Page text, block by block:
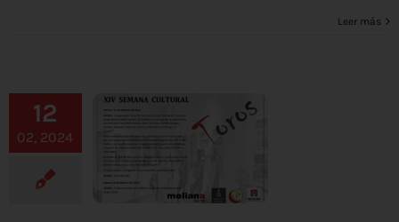
Leer más
12
02, 2024